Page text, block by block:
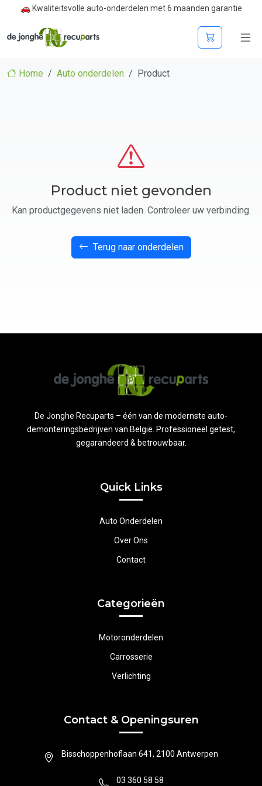
🚗 Kwaliteitsvolle auto-onderdelen met 6 maanden garantie
Home Auto onderdelen Product
Product niet gevonden
Kan productgegevens niet laden. Controleer uw verbinding.
Terug naar onderdelen
De Jonghe Recuparts – één van de modernste auto-
demonteringsbedrijven van België. Professioneel getest,
gegarandeerd & betrouwbaar.
Quick Links
Auto Onderdelen
Over Ons
Contact
Categorieën
Motoronderdelen
Carrosserie
Verlichting
Contact & Openingsuren
Bisschoppenhoflaan 641, 2100 Antwerpen
03 360 58 58